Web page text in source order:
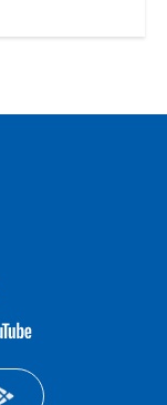
youtube-